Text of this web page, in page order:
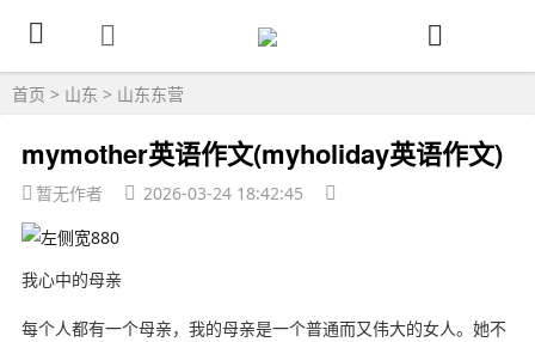
首页 > 山东 > 山东东营
mymother英语作文(myholiday英语作文)
暂无作者 2026-03-24 18:42:45
我心中的母亲
每个人都有一个母亲，我的母亲是一个普通而又伟大的女人。她不